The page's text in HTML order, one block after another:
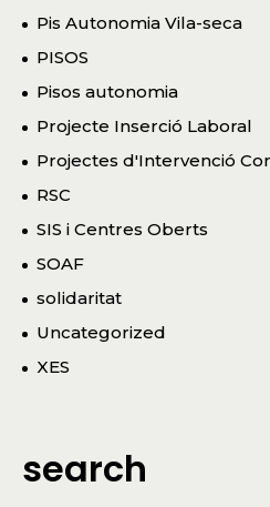
Pis Autonomia Vila-seca
PISOS
Pisos autonomia
Projecte Inserció Laboral
Projectes d'Intervenció
RSC
SIS i Centres Oberts
SOAF
solidaritat
Uncategorized
XES
search